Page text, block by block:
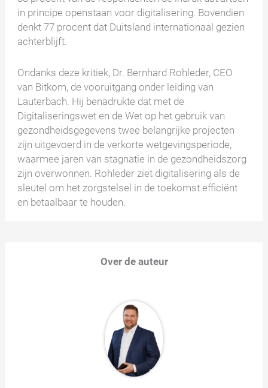
in principe openstaan voor digitalisering. Bovendien
denkt 77 procent dat Duitsland internationaal gezien
achterblijft.
Ondanks deze kritiek, Dr. Bernhard Rohleder, CEO
van Bitkom, de vooruitgang onder leiding van
Lauterbach. Hij benadrukte dat met de
Digitaliseringswet en de Wet op het gebruik van
gezondheidsgegevens twee belangrijke projecten
zijn uitgevoerd in de verkorte wetgevingsperiode,
waarmee jaren van stagnatie in de gezondheidszorg
zijn overwonnen. Rohleder ziet digitalisering als de
sleutel om het zorgstelsel in de toekomst efficiënt
en betaalbaar te houden.
Over de auteur